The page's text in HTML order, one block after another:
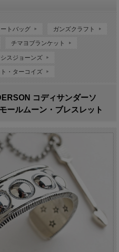
トバッグ ガンズクラフト
チマヨブランケット
スジョーンズ
・ターコイズ
コディサンダーソ
ールムーン・ブレスレット